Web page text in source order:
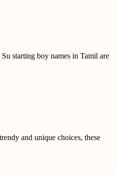
starting boy names in Tamil are
and unique choices, these